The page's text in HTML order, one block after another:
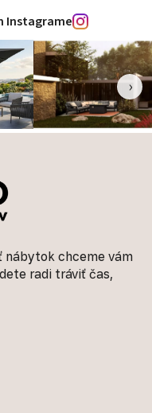
Instagrame
›
nábytok chceme vám
radi tráviť čas,